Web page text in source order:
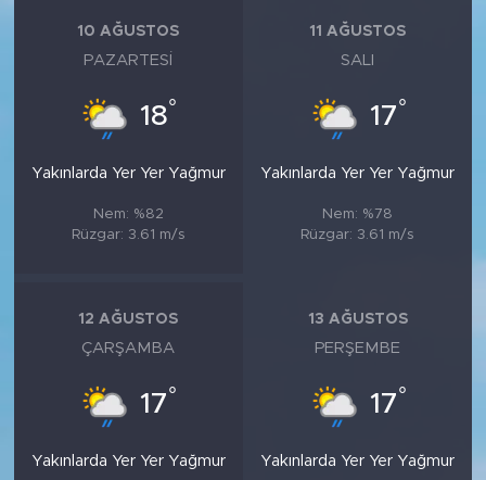
10 AĞUSTOS
PAZARTESI
18°
Yakınlarda Yer Yer Yağmur
Nem: %82
Rüzgar: 3.61 m/s
11 AĞUSTOS
SALI
17°
Yakınlarda Yer Yer Yağmur
Nem: %78
Rüzgar: 3.61 m/s
12 AĞUSTOS
ÇARŞAMBA
17°
Yakınlarda Yer Yer Yağmur
13 AĞUSTOS
PERŞEMBE
17°
Yakınlarda Yer Yer Yağmur